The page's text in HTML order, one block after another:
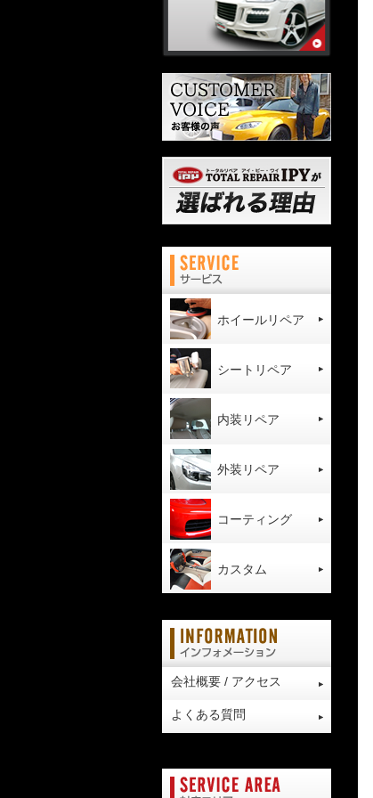
ホイールリペア
シートリペア
内装リペア
外装リペア
コーティング
カスタム
会社概要 / アクセス
よくある質問